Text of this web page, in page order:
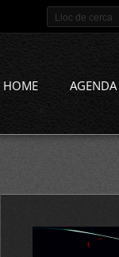
HOME AGENDA